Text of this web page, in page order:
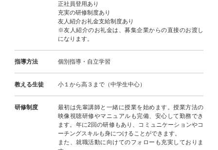
正社員登用あり
充実の研修制度あり
友人紹介お礼金支給制度あり
※友人紹介のお礼金は、募集企業からの直接のお渡し
になります。
指導方法 個別指導・自立学習
教える生徒 小１から高３まで（中学生中心）
研修制度
最初は先輩講師と一緒に授業を始めます。授業方法の
映像視聴研修やマニュアルも完備、安心して勤務でき
ます。年に2回の研修もあり、コミュニケーションやコ
ーチングスキルも身につけることができます。
また、就職活動に向けてのフォローも充実しておりま